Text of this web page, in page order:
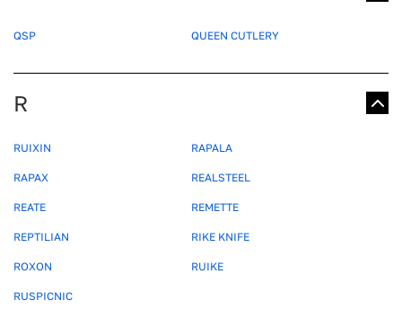
QSP QUEEN CUTLERY
R
RUIXIN RAPALA
RAPAX REALSTEEL
REATE REMETTE
REPTILIAN RIKE KNIFE
ROXON RUIKE
RUSPICNIC